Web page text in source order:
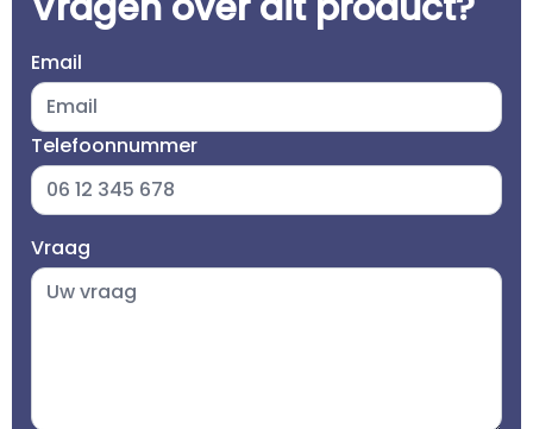
Email
Telefoonnummer
Vraag